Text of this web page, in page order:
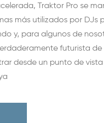
Traktor Pro se
más utilizados por DJs
y, para algunos de
futurista de
desde un punto de